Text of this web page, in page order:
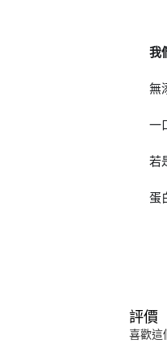
我
無
一
若
蛋
評價
喜歡這